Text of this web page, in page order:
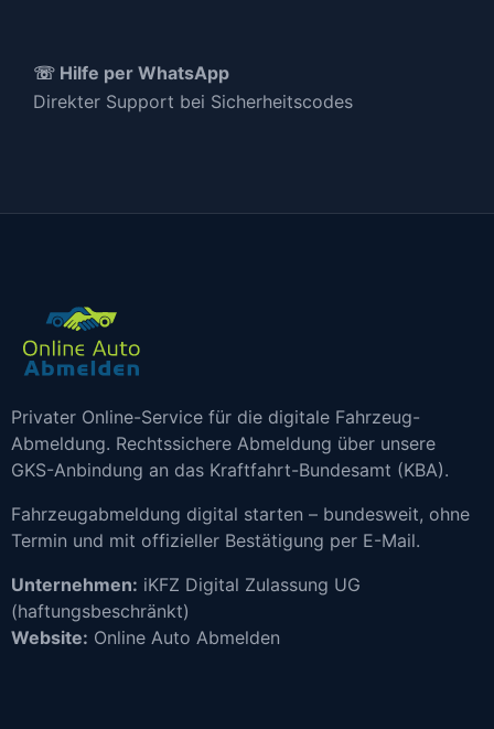
☏ Hilfe per WhatsApp
Direkter Support bei Sicherheitscodes
Privater Online-Service für die digitale Fahrzeug-
Abmeldung. Rechtssichere Abmeldung über unsere
GKS-Anbindung an das Kraftfahrt-Bundesamt (KBA).
Fahrzeugabmeldung digital starten – bundesweit, ohne
Termin und mit offizieller Bestätigung per E-Mail.
Unternehmen: iKFZ Digital Zulassung UG
(haftungsbeschränkt)
Website: Online Auto Abmelden